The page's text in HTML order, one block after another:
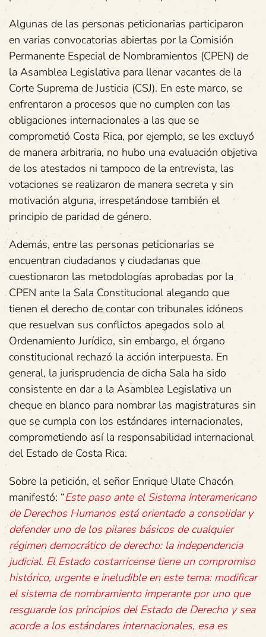
Algunas de las personas peticionarias participaron
en varias convocatorias abiertas por la Comisión
Permanente Especial de Nombramientos (CPEN) de
la Asamblea Legislativa para llenar vacantes de la
Corte Suprema de Justicia (CSJ). En este marco, se
enfrentaron a procesos que no cumplen con las
obligaciones internacionales a las que se
comprometió Costa Rica, por ejemplo, se les excluyó
de manera arbitraria, no hubo una evaluación objetiva
de los atestados ni tampoco de la entrevista, las
votaciones se realizaron de manera secreta y sin
motivación alguna, irrespetándose también el
principio de paridad de género.
Además, entre las personas peticionarias se
encuentran ciudadanos y ciudadanas que
cuestionaron las metodologías aprobadas por la
CPEN ante la Sala Constitucional alegando que
tienen el derecho de contar con tribunales idóneos
que resuelvan sus conflictos apegados solo al
Ordenamiento Jurídico, sin embargo, el órgano
constitucional rechazó la acción interpuesta. En
general, la jurisprudencia de dicha Sala ha sido
consistente en dar a la Asamblea Legislativa un
cheque en blanco para nombrar las magistraturas sin
que se cumpla con los estándares internacionales,
comprometiendo así la responsabilidad internacional
del Estado de Costa Rica.
Sobre la petición, el señor Enrique Ulate Chacón
manifestó: “Este paso ante el Sistema Interamericano
de Derechos Humanos está orientado a consolidar y
defender uno de los pilares básicos de cualquier
régimen democrático de derecho: la independencia
judicial. El Estado costarricense tiene un compromiso
histórico, urgente e ineludible en este tema: modificar
el sistema de nombramiento imperante por uno que
resguarde los principios del Estado de Derecho y sea
acorde a los estándares internacionales, esa es